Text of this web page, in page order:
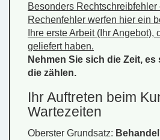
Besonders
Rechenfehler werfen hier ein
Ihre erste Arbeit (Ihr
geliefert haben.
Nehmen Sie sich die Zeit,
die zählen.
Ihr Auftreten beim
Wartezeiten
Oberster Grundsatz: